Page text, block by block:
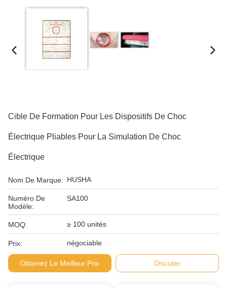
Cible De Formation Pour Les Dispositifs De Choc
Électrique Pliables Pour La Simulation De Choc
Électrique
Nom De Marque: HUSHA
Numéro De
Modèle:
SA100
MOQ: ≥ 100 unités
Prix: négociable
Obtenez Le Meilleur Prix Discuter